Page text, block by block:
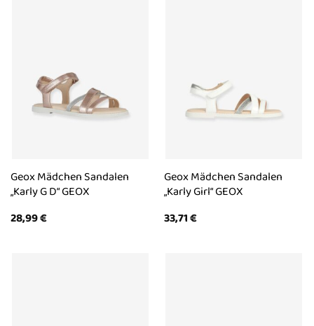
Geox Mädchen Sandalen
„Karly G D“ GEOX
28,99€
Geox Mädchen Sandalen
„Karly Girl“ GEOX
33,71€